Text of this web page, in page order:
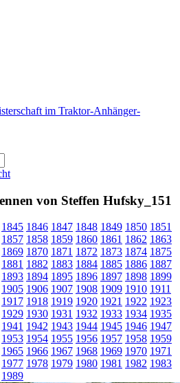
von Steffen Hufsky_151
1845 1846 1847 1848 1849 1850 1851
1857 1858 1859 1860 1861 1862 1863
1869 1870 1871 1872 1873 1874 1875
1881 1882 1883 1884 1885 1886 1887
1893 1894 1895 1896 1897 1898 1899
1905 1906 1907 1908 1909 1910 1911
1917 1918 1919 1920 1921 1922 1923
1929 1930 1931 1932 1933 1934 1935
1941 1942 1943 1944 1945 1946 1947
1953 1954 1955 1956 1957 1958 1959
1965 1966 1967 1968 1969 1970 1971
1977 1978 1979 1980 1981 1982 1983
1989